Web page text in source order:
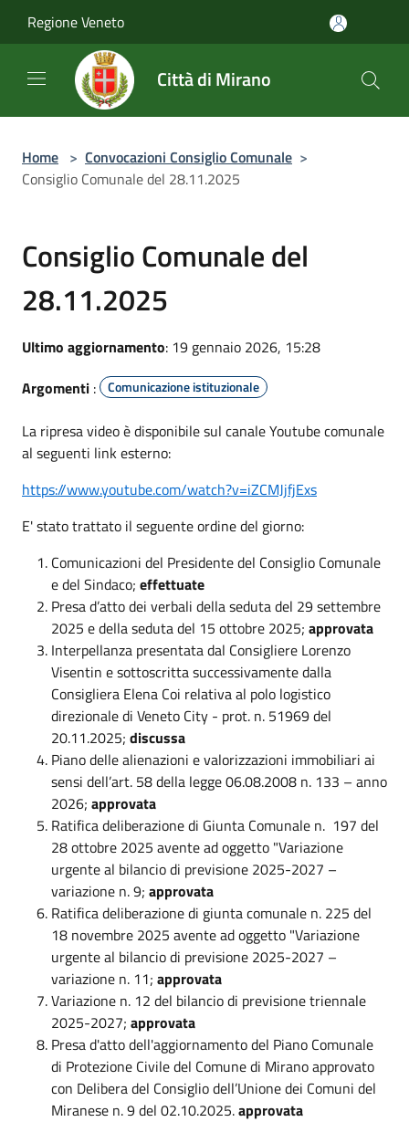
Regione Veneto
Città di Mirano
Home > Convocazioni Consiglio Comunale >
Consiglio Comunale del 28.11.2025
Consiglio Comunale del
28.11.2025
Ultimo aggiornamento: 19 gennaio 2026, 15:28
Argomenti : Comunicazione istituzionale
La ripresa video è disponibile sul canale Youtube comunale
al seguenti link esterno:
https://www.youtube.com/watch?v=iZCMJjfjExs
E' stato trattato il seguente ordine del giorno:
Comunicazioni del Presidente del Consiglio Comunale
e del Sindaco; effettuate
Presa d’atto dei verbali della seduta del 29 settembre
2025 e della seduta del 15 ottobre 2025; approvata
Interpellanza presentata dal Consigliere Lorenzo
Visentin e sottoscritta successivamente dalla
Consigliera Elena Coi relativa al polo logistico
direzionale di Veneto City - prot. n. 51969 del
20.11.2025; discussa
Piano delle alienazioni e valorizzazioni immobiliari ai
sensi dell’art. 58 della legge 06.08.2008 n. 133 – anno
2026; approvata
Ratifica deliberazione di Giunta Comunale n. 197 del
28 ottobre 2025 avente ad oggetto "Variazione
urgente al bilancio di previsione 2025-2027 –
variazione n. 9; approvata
Ratifica deliberazione di giunta comunale n. 225 del
18 novembre 2025 avente ad oggetto "Variazione
urgente al bilancio di previsione 2025-2027 –
variazione n. 11; approvata
Variazione n. 12 del bilancio di previsione triennale
2025-2027; approvata
Presa d'atto dell'aggiornamento del Piano Comunale
di Protezione Civile del Comune di Mirano approvato
con Delibera del Consiglio dell’Unione dei Comuni del
Miranese n. 9 del 02.10.2025.approvata